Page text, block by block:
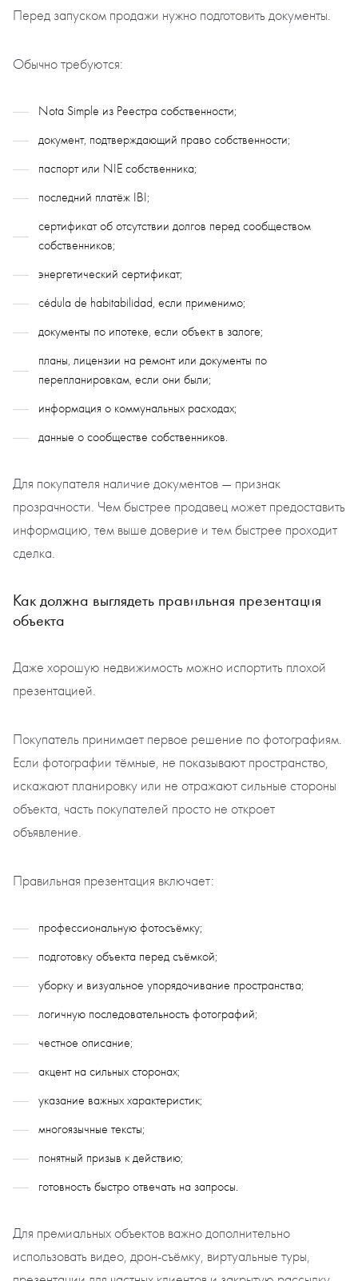
Перед запуском продажи нужно подготовить документы.
Обычно требуются:
Nota Simple из Реестра собственности;
документ, подтверждающий право собственности;
паспорт или NIE собственника;
последний платёж IBI;
сертификат об отсутствии долгов перед сообществом
собственников;
энергетический сертификат;
cédula de habitabilidad, если применимо;
документы по ипотеке, если объект в залоге;
планы, лицензии на ремонт или документы по
перепланировкам, если они были;
информация о коммунальных расходах;
данные о сообществе собственников.
Для покупателя наличие документов — признак
прозрачности. Чем быстрее продавец может предоставить
информацию, тем выше доверие и тем быстрее проходит
сделка.
Как должна выглядеть правильная презентация
объекта
Даже хорошую недвижимость можно испортить плохой
презентацией.
Покупатель принимает первое решение по фотографиям.
Если фотографии тёмные, не показывают пространство,
искажают планировку или не отражают сильные стороны
объекта, часть покупателей просто не откроет
объявление.
Правильная презентация включает:
профессиональную фотосъёмку;
подготовку объекта перед съёмкой;
уборку и визуальное упорядочивание пространства;
логичную последовательность фотографий;
честное описание;
акцент на сильных сторонах;
указание важных характеристик;
многоязычные тексты;
понятный призыв к действию;
готовность быстро отвечать на запросы.
Для премиальных объектов важно дополнительно
использовать видео, дрон-съёмку, виртуальные туры,